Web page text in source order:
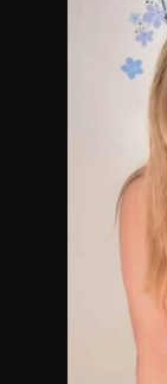
Si deseas